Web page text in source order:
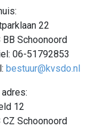
22
BB Schoonoord
06-51792853
bestuur@kvsdo.nl
12
CZ Schoonoord